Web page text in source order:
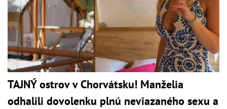
TAJNÝ ostrov v Chorvátsku! Manželia
odhalili dovolenku plnú neviazaného sexu a